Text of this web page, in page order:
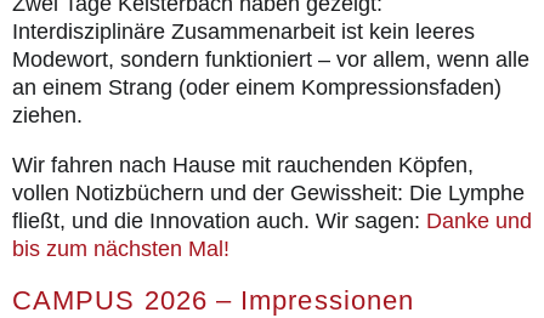
Interdisziplinäre Zusammenarbeit ist kein leeres
Modewort, sondern funktioniert – vor allem, wenn alle
an einem Strang (oder einem Kompressionsfaden)
ziehen.
Wir fahren nach Hause mit rauchenden Köpfen,
vollen Notizbüchern und der Gewissheit: Die Lymphe
fließt, und die Innovation auch. Wir sagen: Danke und
bis zum nächsten Mal!
CAMPUS 2026 – Impressionen